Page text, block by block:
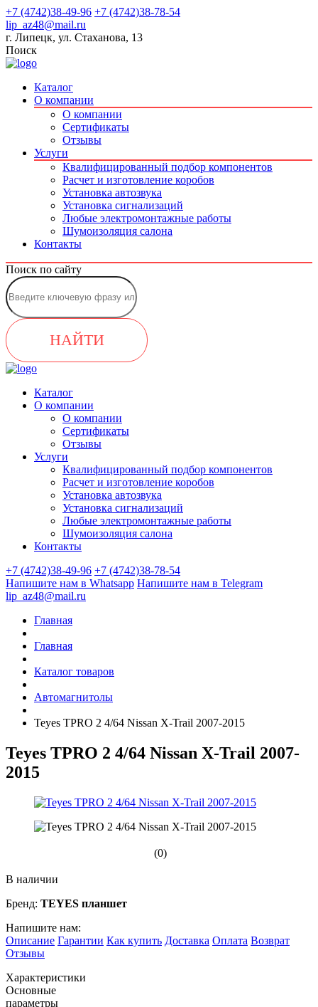
+7 (4742)38-49-96 +7 (4742)38-78-54
lip_az48@mail.ru
г. Липецк, ул. Стаханова, 13
Поиск
Каталог
О компании
О компании
Сертификаты
Отзывы
Услуги
Квалифицированный подбор компонентов
Расчет и изготовление коробов
Установка автозвука
Установка сигнализаций
Любые электромонтажные работы
Шумоизоляция салона
Контакты
Поиск по сайту
НАЙТИ
Каталог
О компании
О компании
Сертификаты
Отзывы
Услуги
Квалифицированный подбор компонентов
Расчет и изготовление коробов
Установка автозвука
Установка сигнализаций
Любые электромонтажные работы
Шумоизоляция салона
Контакты
+7 (4742)38-49-96 +7 (4742)38-78-54
Напишите нам в Whatsapp Напишите нам в Telegram
lip_az48@mail.ru
Главная
Главная
Каталог товаров
Автомагнитолы
Teyes TPRO 2 4/64 Nissan X-Trail 2007-2015
Teyes TPRO 2 4/64 Nissan X-Trail 2007-
2015
(0)
В наличии
Бренд: TEYES планшет
Напишите нам:
Описание Гарантии Как купить Доставка Оплата Возврат
Отзывы
Характеристики
Основные
параметры